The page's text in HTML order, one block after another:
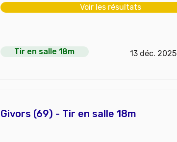
Voir les résultats
Tir en salle 18m 13 déc. 2025
Givors (69) - Tir en salle 18m